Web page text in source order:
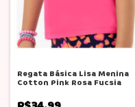
Regata Básica Lisa Menina
Cotton Pink Rosa Fucsia